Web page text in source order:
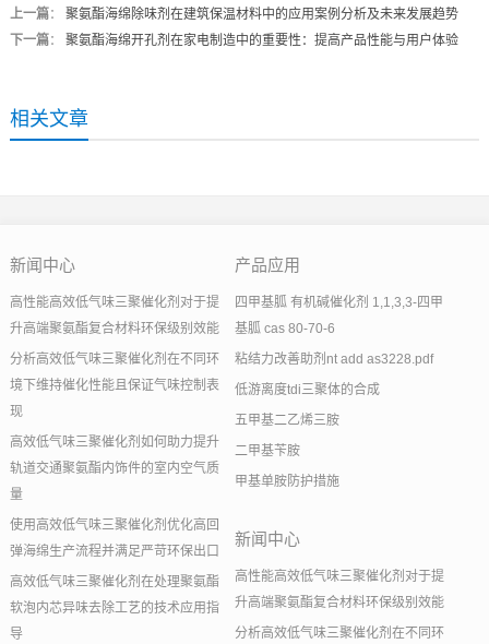
上一篇： 聚氨酯海绵除味剂在建筑保温材料中的应用案例分析及未来发展趋势
下一篇： 聚氨酯海绵开孔剂在家电制造中的重要性：提高产品性能与用户体验
相关文章
新闻中心
高性能高效低气味三聚催化剂对于提
升高端聚氨酯复合材料环保级别效能
分析高效低气味三聚催化剂在不同环
境下维持催化性能且保证气味控制表
现
高效低气味三聚催化剂如何助力提升
轨道交通聚氨酯内饰件的室内空气质
量
使用高效低气味三聚催化剂优化高回
弹海绵生产流程并满足严苛环保出口
高效低气味三聚催化剂在处理聚氨酯
软泡内芯异味去除工艺的技术应用指
导
产品应用
四甲基胍 有机碱催化剂 1,1,3,3-四甲
基胍 cas 80-70-6
粘结力改善助剂nt add as3228.pdf
低游离度tdi三聚体的合成
五甲基二乙烯三胺
二甲基苄胺
甲基单胺防护措施
新闻中心
高性能高效低气味三聚催化剂对于提
升高端聚氨酯复合材料环保级别效能
分析高效低气味三聚催化剂在不同环